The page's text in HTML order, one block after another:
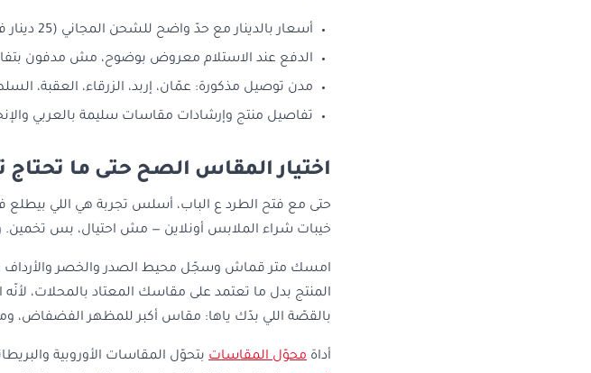
أسعار بالدينار مع حدّ واضح للشحن المجاني (25 دينار في لبسة).
الدفع عند الاستلام معروض بوضوح، مش مدفون
مدن توصيل مذكورة: عمّان، إربد، الزرقاء، العقبة،
تفاصيل منتج وإرشادات مقاسات سليمة بالعربي
اختيار المقاس الصح حتى ما تحتاج
حتى مع فتح الطرد ع الباب، أسلس تجربة هي اللي
خيبات شراء الملابس أونلاين — مش احتيال، بس
امسك متر قماش وسجّل محيط الصدر والخصر والأرداف
المنتج بدل ما تعتمد على مقاسك المعتاد بالمحلات،
بالقصّة اللي بدّك ياها: مقاس أكبر للمظهر الفضفاض،
أداة محوّل المقاسات بتحوّل المقاسات الأوروبية